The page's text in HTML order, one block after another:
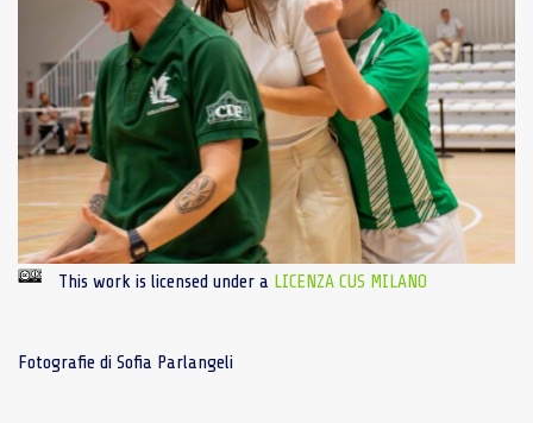
This work is licensed under a LICENZA CUS MILANO
Fotografie di Sofia Parlangeli